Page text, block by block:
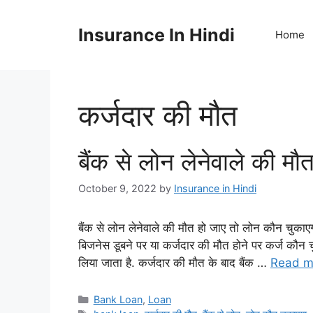
Insurance In Hindi Home
कर्जदार की मौत
बैंक से लोन लेनेवाले की मौत
October 9, 2022 by Insurance in Hindi
बैंक से लोन लेनेवाले की मौत हो जाए तो लोन कौन
बिजनेस डूबने पर या कर्जदार की मौत होने पर कर्ज कौन
लिया जाता है. कर्जदार की मौत के बाद बैंक … Read
Categories
Bank Loan, Loan